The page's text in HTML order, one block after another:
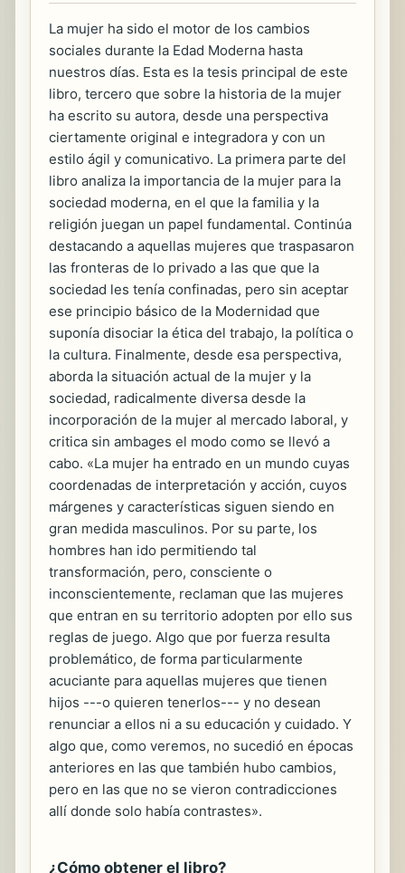
La mujer ha sido el motor de los cambios
sociales durante la Edad Moderna hasta
nuestros días. Esta es la tesis principal de este
libro, tercero que sobre la historia de la mujer
ha escrito su autora, desde una perspectiva
ciertamente original e integradora y con un
estilo ágil y comunicativo. La primera parte del
libro analiza la importancia de la mujer para la
sociedad moderna, en el que la familia y la
religión juegan un papel fundamental. Continúa
destacando a aquellas mujeres que traspasaron
las fronteras de lo privado a las que que la
sociedad les tenía confinadas, pero sin aceptar
ese principio básico de la Modernidad que
suponía disociar la ética del trabajo, la política o
la cultura. Finalmente, desde esa perspectiva,
aborda la situación actual de la mujer y la
sociedad, radicalmente diversa desde la
incorporación de la mujer al mercado laboral, y
critica sin ambages el modo como se llevó a
cabo. «La mujer ha entrado en un mundo cuyas
coordenadas de interpretación y acción, cuyos
márgenes y características siguen siendo en
gran medida masculinos. Por su parte, los
hombres han ido permitiendo tal
transformación, pero, consciente o
inconscientemente, reclaman que las mujeres
que entran en su territorio adopten por ello sus
reglas de juego. Algo que por fuerza resulta
problemático, de forma particularmente
acuciante para aquellas mujeres que tienen
hijos ---o quieren tenerlos--- y no desean
renunciar a ellos ni a su educación y cuidado. Y
algo que, como veremos, no sucedió en épocas
anteriores en las que también hubo cambios,
pero en las que no se vieron contradicciones
allí donde solo había contrastes».
¿Cómo obtener el libro?